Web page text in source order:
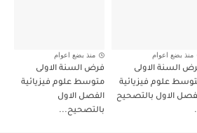
منذ بضع اعوام
السنة الاولى
علوم فيزيائية
الاول بالتصحيح
منذ بضع اعوام
فرض السنة الاولى
متوسط علوم فيزيائية
الفصل الاول
بالتصحيح...